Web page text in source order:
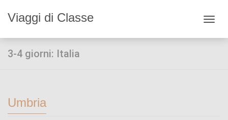
Viaggi di Classe
3-4 giorni: Italia
Umbria